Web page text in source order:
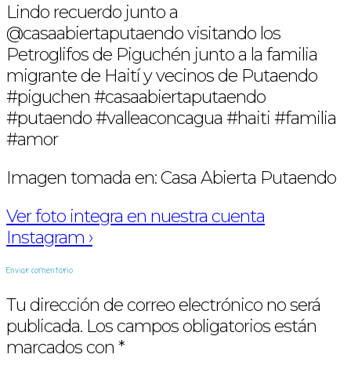
Lindo recuerdo junto a
@casaabiertaputaendo visitando los
Petroglifos de Piguchén junto a la familia
migrante de Haití y vecinos de Putaendo
#piguchen #casaabiertaputaendo
#putaendo #valleaconcagua #haiti #familia
#amor
Imagen tomada en: Casa Abierta Putaendo
Ver foto integra en nuestra cuenta
Instagram ›
Enviar comentario
Tu dirección de correo electrónico no será
publicada. Los campos obligatorios están
marcados con *